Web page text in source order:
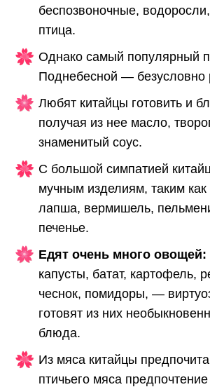
беспозвоночные,
птица.
Однако самый популярный
Поднебесной — безусловно
Любят китайцы готовить и
получая из нее масло,
знаменитый соус.
С большой симпатией
мучным изделиям, таким
лапша, вермишель,
печенье.
Едят очень много овощей:
капусты, батат, картофель,
чеснок, помидоры, —
готовят из них
блюда.
Из мяса китайцы
птичьего мяса